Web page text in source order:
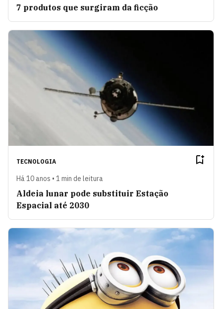
7 produtos que surgiram da ficção
TECNOLOGIA
Há 10 anos • 1 min de leitura
Aldeia lunar pode substituir Estação
Espacial até 2030